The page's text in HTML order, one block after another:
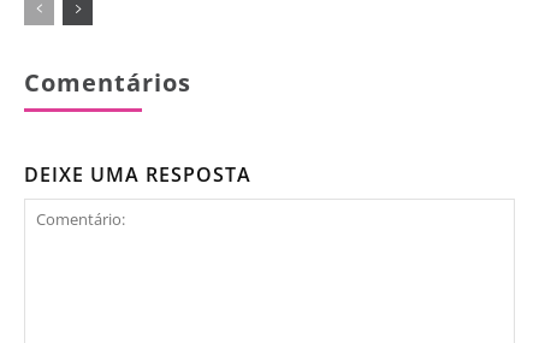
Comentários
DEIXE UMA RESPOSTA